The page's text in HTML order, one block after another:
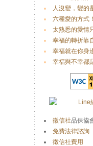
人沒變，變的
六種愛的方式！
太熟悉的愛情
幸福的轉折靠
幸福就在你身
幸福與不幸都
徵信社品保協
免費法律諮詢
徵信社費用